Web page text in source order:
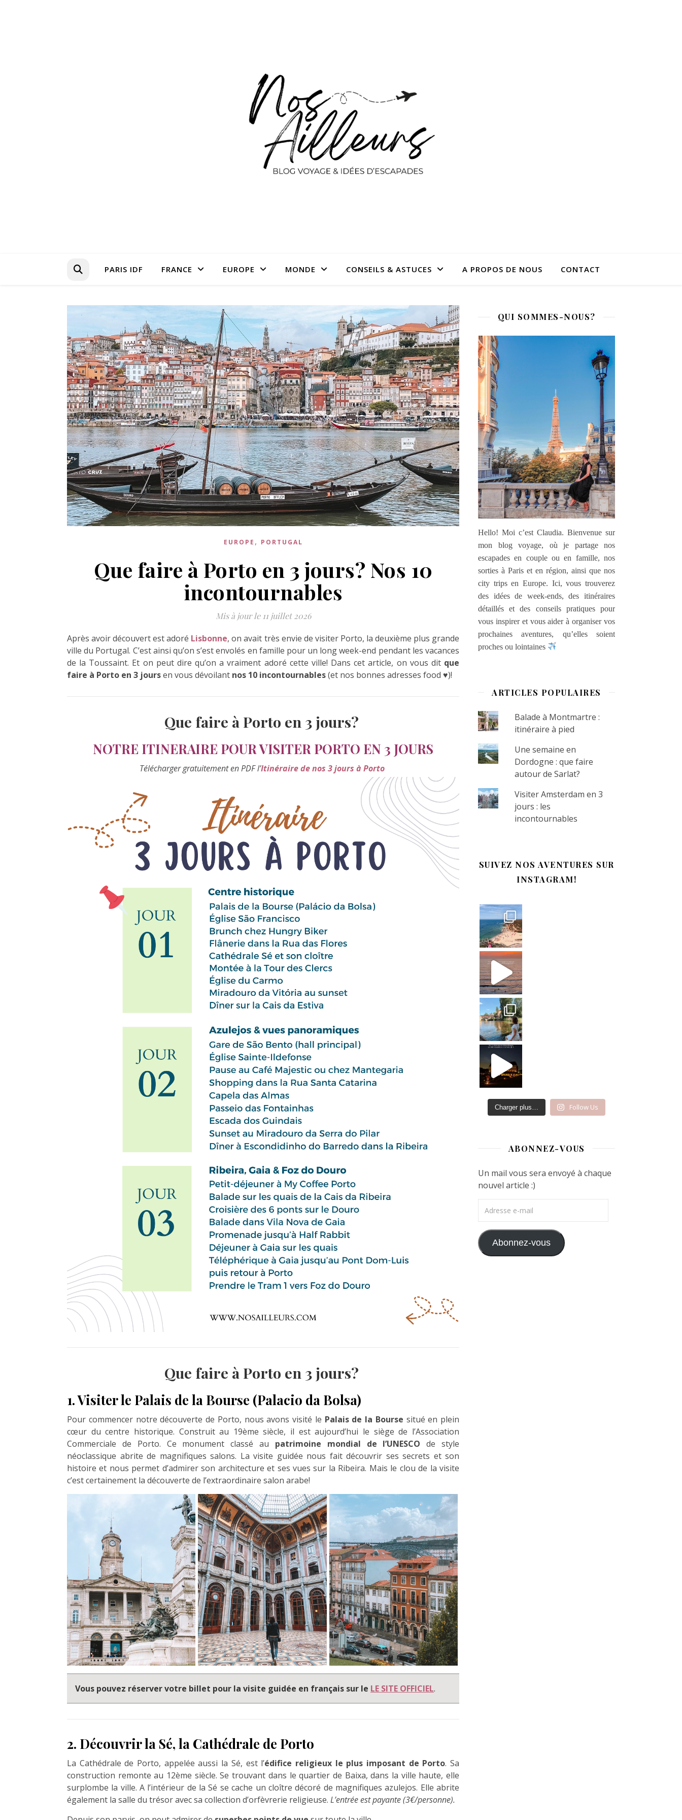
PARIS IDF FRANCE EUROPE MONDE CONSEILS & ASTUCES A PROPOS DE NOUS CONTACT
EUROPE , PORTUGAL
Que faire à Porto en 3 jours? Nos 10
incontournables
Mis à jour le 11 juillet 2026
Après avoir découvert est adoré Lisbonne, on avait très envie de visiter Porto, la deuxième plus grande
ville du Portugal. C’est ainsi qu’on s’est envolés en famille pour un long week-end pendant les vacances
de la Toussaint. Et on peut dire qu’on a vraiment adoré cette ville! Dans cet article, on vous dit que
faire à Porto en 3 joursen vous dévoilant nos 10 incontournables(et nos bonnes adresses food ♥)!
Que faire à Porto en 3 jours?
NOTRE ITINERAIRE POUR VISITER PORTO EN 3 JOURS
Télécharger gratuitement en PDF l’Itinéraire de nos 3 jours à Porto
Que faire à Porto en 3 jours?
1. Visiter le Palais de la Bourse (Palacio da Bolsa)
Pour commencer notre découverte de Porto, nous avons visité le Palais de la Bourse situé en plein
cœur du centre historique. Construit au 19ème siècle, il est aujourd’hui le siège de l’Association
Commerciale de Porto. Ce monument classé au patrimoine mondial de l’UNESCO de style
néoclassique abrite de magnifiques salons. La visite guidée nous fait découvrir ses secrets et son
histoire et nous permet d’admirer son architecture et ses vues sur la Ribeira. Mais le clou de la visite
c’est certainement la découverte de l’extraordinaire salon arabe!
Vous pouvez réserver votre billet pour la visite guidée en français sur le LE SITE OFFICIEL.
2. Découvrir la Sé, la Cathédrale de Porto
La Cathédrale de Porto, appelée aussi la Sé, est l’édifice religieux le plus imposant de Porto. Sa
construction remonte au 12ème siècle. Se trouvant dans le quartier de Baixa, dans la ville haute, elle
surplombe la ville. A l’intérieur de la Sé se cache un cloître décoré de magnifiques azulejos. Elle abrite
également la salle du trésor avec sa collection d’orfèvrerie religieuse. L’entrée est payante (3€/personne).
QUI SOMMES-NOUS?
Hello! Moi c’est Claudia. Bienvenue sur
mon blog voyage, où je partage nos
escapades en couple ou en famille, nos
sorties à Paris et en région, ainsi que nos
city trips en Europe. Ici, vous trouverez
des idées de week-ends, des itinéraires
détaillés et des conseils pratiques pour
vous inspirer et vous aider à organiser vos
prochaines aventures, qu’elles soient
proches ou lointaines
ARTICLES POPULAIRES
Balade à Montmartre :
itinéraire à pied
Une semaine en
Dordogne : que faire
autour de Sarlat?
Visiter Amsterdam en 3
jours : les
incontournables
SUIVEZ NOS AVENTURES SUR
INSTAGRAM!
#voyager #wanderlust #travelinspo #travelmore
Parfois cette époque me manque.
Château de Vaux-le-
Charger plus… Follow Us
ABONNEZ-VOUS
Un mail vous sera envoyé à chaque
nouvel article :)
Adresse e-mail
Abonnez-vous